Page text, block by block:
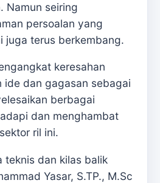
Namun seiring
persoalan yang
juga terus berkembang.
keresahan
ide dan gagasan sebagai
berbagai
dan menghambat
ril ini.
teknis dan kilas balik
Yasar, S.TP., M.Sc